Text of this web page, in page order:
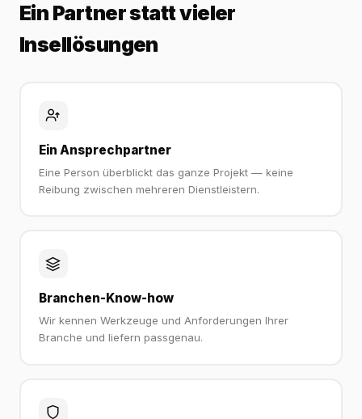
Ein Partner statt vieler
Insellösungen
Ein Ansprechpartner
Eine Person überblickt das ganze Projekt — keine
Reibung zwischen mehreren Dienstleistern.
Branchen-Know-how
Wir kennen Werkzeuge und Anforderungen Ihrer
Branche und liefern passgenau.